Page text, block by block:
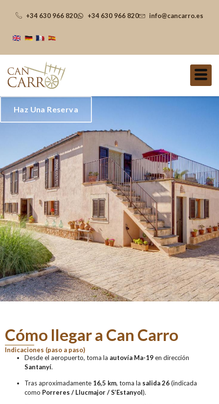
+34 630 966 820 +34 630 966 820 info@cancarro.es
Haz Una Reserva
Cómo llegar a Can Carro
Indicaciones (paso a paso)
Desde el aeropuerto, toma la autovía Ma-19en dirección
Santanyí.
Tras aproximadamente 16,5 km, toma la salida 26(indicada
como Porreres / Llucmajor / S’Estanyol).